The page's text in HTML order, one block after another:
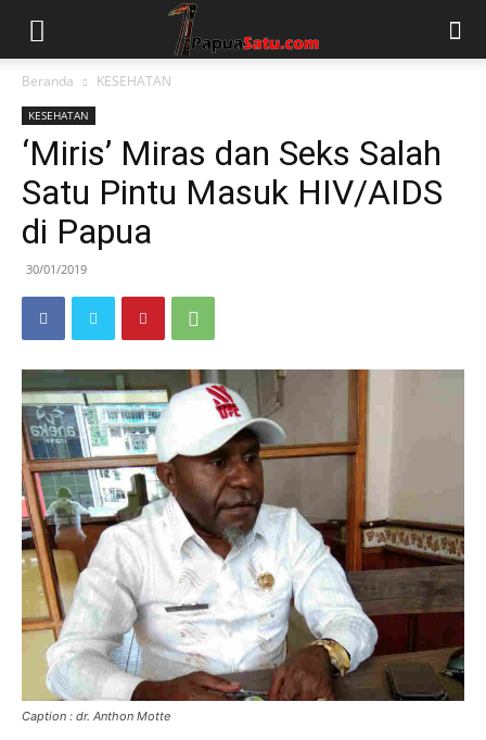
Beranda KESEHATAN
KESEHATAN
‘Miris’ Miras dan Seks Salah
Satu Pintu Masuk HIV/AIDS
di Papua
30/01/2019
Caption : dr. Anthon Motte